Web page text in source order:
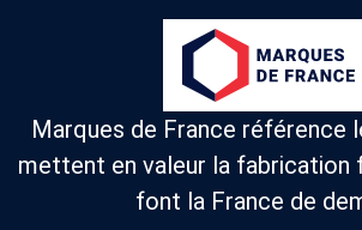
Marques de France référence
mettent en valeur la fabrication
font la France de